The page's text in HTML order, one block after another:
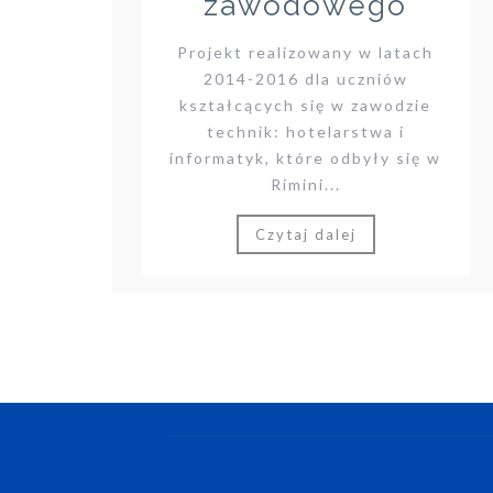
Projekt realizowany w latach
2014-2016 dla uczniów
kształcących się w zawodzie
technik: hotelarstwa i
informatyk, które odbyły się w
Rimini...
Czytaj dalej